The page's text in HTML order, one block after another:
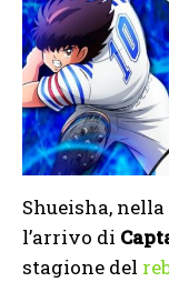
Shueisha,
l’arrivo di
stagione del